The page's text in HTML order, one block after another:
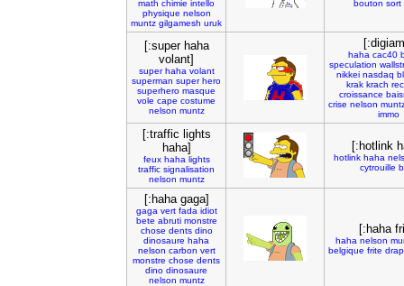
math chimie intello
physique nelson
muntz gilgamesh uruk
bouton sort
[:super haha
volant]
super haha volant
superman super hero
superhero masque
vole cape costume
nelson muntz
haha cac40
speculation
nikkei nasdaq
krak krach
croissance
crise nelson
immo
[:traffic lights
haha]
feux haha lights
traffic signalisation
nelson muntz
[:hotlink
hotlink haha
cytrouille
[:haha gaga]
gaga vert fada idiot
bete abruti monstre
chose dents dino
dinosaure haha
nelson carbon vert
monstre chose dents
dino dinosaure
nelson muntz
[:haha
haha nelson
belgique frite